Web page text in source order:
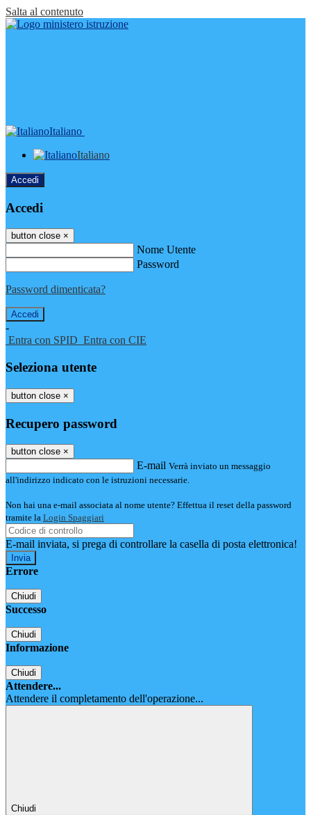
Salta al contenuto
Italiano
Italiano
Accedi
Accedi
button close ×
Nome Utente
Password
Password dimenticata?
-
Entra con SPID Entra con CIE
Seleziona utente
button close ×
Recupero password
button close ×
E-mail Verrà inviato un messaggio
all'indirizzo indicato con le istruzioni necessarie.
Non hai una e-mail associata al nome utente? Effettua il reset della password
tramite la Login Spaggiari
E-mail inviata, si prega di controllare la casella di posta elettronica!
Errore
Chiudi
Successo
Chiudi
Informazione
Chiudi
Attendere...
Attendere il completamento dell'operazione...
Chiudi